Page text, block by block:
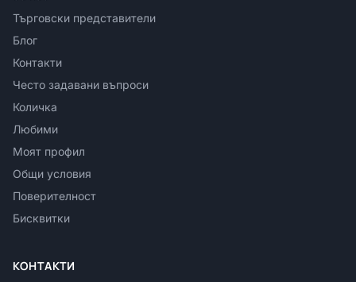
Търговски представители
Блог
Контакти
Често задавани въпроси
Количка
Любими
Моят профил
Общи условия
Поверителност
Бисквитки
КОНТАКТИ